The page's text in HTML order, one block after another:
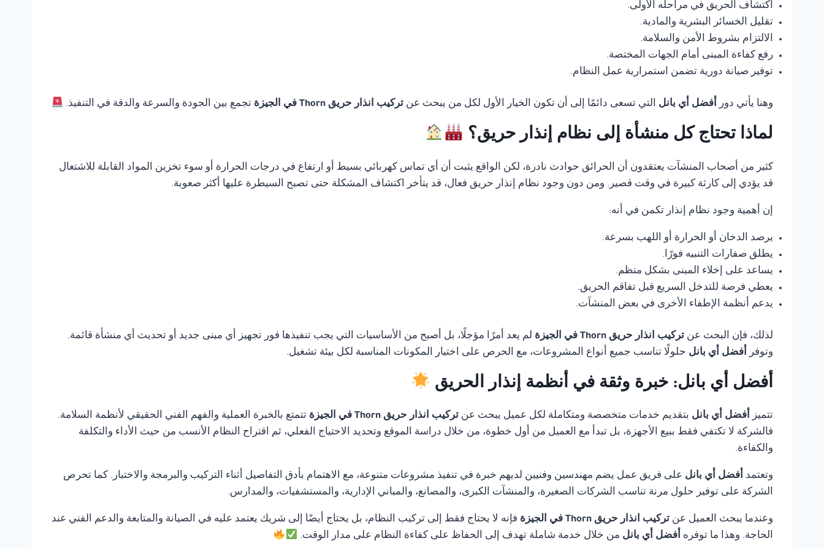
اكتشاف الحريق في مراحله الأولى.
تقليل الخسائر البشرية والمادية.
الالتزام بشروط الأمن والسلامة.
رفع كفاءة المبنى أمام الجهات المختصة.
توفير صيانة دورية تضمن استمرارية عمل النظام.
وهنا يأتي دور أفضل أي بانل التي تسعى دائمًا إلى أن تكون الخيار الأول لكل من يبحث عن تركيب انذار حريق Thorn في الجيزة تجمع بين الجودة والسرعة والدقة في التنفيذ.
لماذا تحتاج كل منشأة إلى نظام إنذار حريق؟
كثير من أصحاب المنشآت يعتقدون أن الحرائق حوادث نادرة، لكن الواقع يثبت أن أي تماس كهربائي بسيط أو ارتفاع في درجات الحرارة أو سوء تخزين المواد القابلة للاشتعال
قد يؤدي إلى كارثة كبيرة في وقت قصير. ومن دون وجود نظام إنذار حريق فعال، قد يتأخر اكتشاف المشكلة حتى تصبح السيطرة عليها أكثر صعوبة.
إن أهمية وجود نظام إنذار تكمن في أنه:
يرصد الدخان أو الحرارة أو اللهب بسرعة.
يطلق صفارات التنبيه فورًا.
يساعد على إخلاء المبنى بشكل منظم.
يعطي فرصة للتدخل السريع قبل تفاقم الحريق.
يدعم أنظمة الإطفاء الأخرى في بعض المنشآت.
لذلك، فإن البحث عن تركيب انذار حريق Thorn في الجيزة
لم يعد أمرًا مؤجلًا، بل أصبح من الأساسيات التي يجب تنفيذها فور تجهيز أي مبنى جديد أو تحديث أي منشأة قائمة.
وتوفر أفضل أي بانل حلولًا تناسب جميع أنواع المشروعات، مع الحرص على اختيار المكونات المناسبة لكل بيئة تشغيل.
أفضل أي بانل: خبرة وثقة في أنظمة إنذار الحريق
تتميز أفضل أي بانل بتقديم خدمات متخصصة ومتكاملة لكل عميل يبحث عن تركيب انذار حريق Thorn في الجيزة
تتمتع بالخبرة العملية والفهم الفني الحقيقي لأنظمة السلامة.
فالشركة لا تكتفي فقط ببيع الأجهزة، بل تبدأ مع العميل من أول خطوة، من خلال دراسة الموقع وتحديد الاحتياج الفعلي، ثم اقتراح النظام الأنسب من حيث الأداء والتكلفة
والكفاءة.
وتعتمد أفضل أي بانل على فريق عمل يضم مهندسين وفنيين لديهم خبرة في تنفيذ مشروعات متنوعة، مع الاهتمام بأدق التفاصيل أثناء التركيب والبرمجة والاختبار. كما تحرص
الشركة على توفير حلول مرنة تناسب الشركات الصغيرة، والمنشآت الكبرى، والمصانع، والمباني الإدارية، والمستشفيات، والمدارس.
وعندما يبحث العميل عن تركيب انذار حريق Thorn في الجيزة
فإنه لا يحتاج فقط إلى تركيب النظام، بل يحتاج أيضًا إلى شريك يعتمد عليه في الصيانة والمتابعة والدعم الفني عند
الحاجة. وهذا ما توفره أفضل أي بانل من خلال خدمة شاملة تهدف إلى الحفاظ على كفاءة النظام على مدار الوقت.